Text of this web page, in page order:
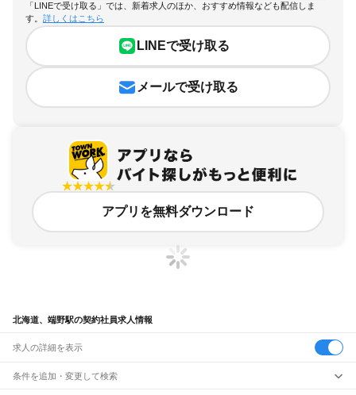
「LINEで受け取る」では、新着求人のほか、おすすめ情報なども配信しま
す。 詳しくはこちら
LINEで受け取る
メールで受け取る
アプリを無料ダウンロード
北海道、端野駅の契約社員求人情報
求人の詳細を表示
条件を追加・変更して検索